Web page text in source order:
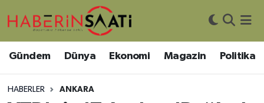
Gündem Dünya Ekonomi Magazin Politika
HABERLER ANKARA
Asayiş
Bilim ve Teknoloji
Nöbetçi Eczaneler
Hava Durumu